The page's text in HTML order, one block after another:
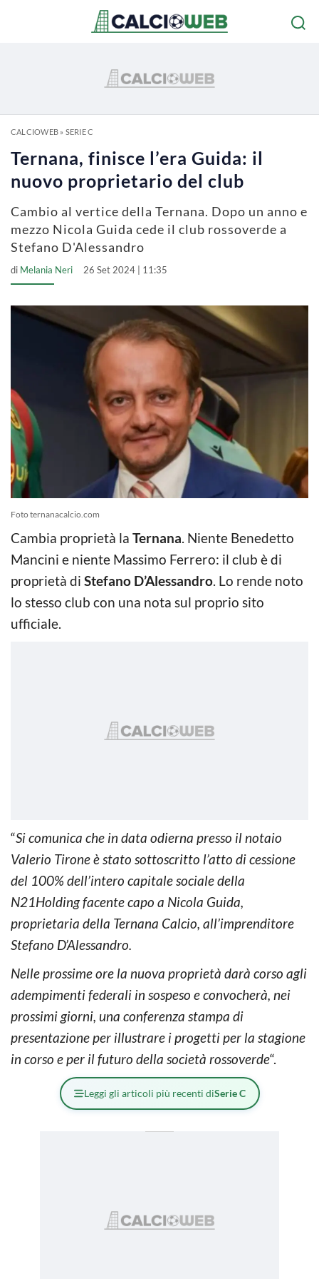
CALCIOWEB» SERIE C
Ternana, finisce l’era Guida: il
nuovo proprietario del club
Cambio al vertice della Ternana. Dopo un anno e
mezzo Nicola Guida cede il club rossoverde a
Stefano D'Alessandro
di Melania Neri 26 Set 2024 | 11:35
Foto ternanacalcio.com
Cambia proprietà la Ternana. Niente Benedetto
Mancini e niente Massimo Ferrero: il club è di
proprietà di Stefano D’Alessandro. Lo rende noto
lo stesso club con una nota sul proprio sito
ufficiale.
“Si comunica che in data odierna presso il notaio
Valerio Tirone è stato sottoscritto l’atto di cessione
del 100% dell’intero capitale sociale della
N21Holding facente capo a Nicola Guida,
proprietaria della Ternana Calcio, all’imprenditore
Stefano D’Alessandro.
Nelle prossime ore la nuova proprietà darà corso agli
adempimenti federali in sospeso e convocherà, nei
prossimi giorni, una conferenza stampa di
presentazione per illustrare i progetti per la stagione
in corso e per il futuro della società rossoverde“.
Leggi gli articoli più recenti diSerie C